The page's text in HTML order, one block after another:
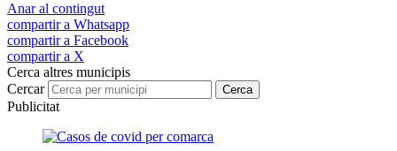
Anar al contingut
compartir a Whatsapp
compartir a Facebook
compartir a X
Cerca altres municipis
Cercar
Cerca
Publicitat